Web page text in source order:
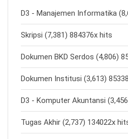
D3 - Manajemen Informatika
Skripsi (7,381) 884376x hits
Dokumen BKD Serdos (4,806)
Dokumen Institusi (3,613)
D3 - Komputer Akuntansi
Tugas Akhir (2,737) 134022x